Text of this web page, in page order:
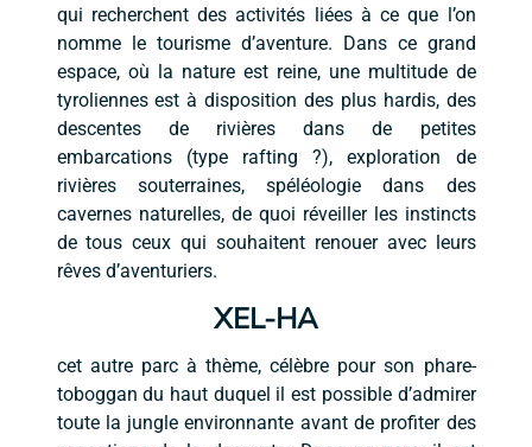
qui recherchent des activités liées à ce que l’on
nomme le tourisme d’aventure. Dans ce grand
espace, où la nature est reine, une multitude de
tyroliennes est à disposition des plus hardis, des
descentes de rivières dans de petites
embarcations (type rafting ?), exploration de
rivières souterraines, spéléologie dans des
cavernes naturelles, de quoi réveiller les instincts
de tous ceux qui souhaitent renouer avec leurs
rêves d’aventuriers.
XEL-HA
cet autre parc à thème, célèbre pour son phare-
toboggan du haut duquel il est possible d’admirer
toute la jungle environnante avant de profiter des